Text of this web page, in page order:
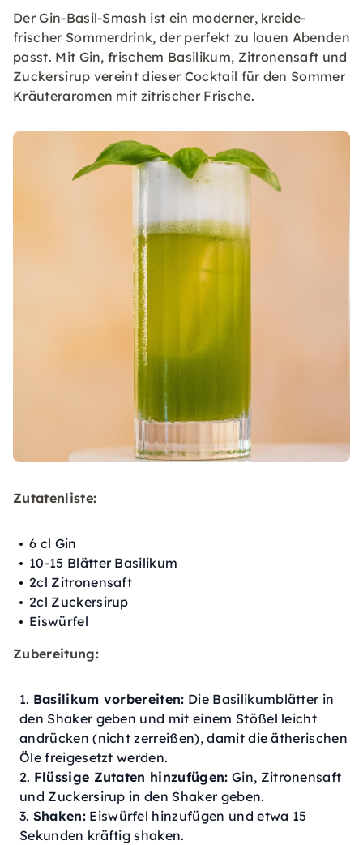
Der Gin-Basil-Smash ist ein moderner, kreide-
frischer Sommerdrink, der perfekt zu lauen Abenden
passt. Mit Gin, frischem Basilikum, Zitronensaft und
Zuckersirup vereint dieser Cocktail für den Sommer
Kräuteraromen mit zitrischer Frische.
Zutatenliste:
6 cl Gin
10-15 Blätter Basilikum
2cl Zitronensaft
2cl Zuckersirup
Eiswürfel
Zubereitung:
Basilikum vorbereiten: Die Basilikumblätter in
den Shaker geben und mit einem Stößel leicht
andrücken (nicht zerreißen), damit die ätherischen
Öle freigesetzt werden.
Flüssige Zutaten hinzufügen: Gin, Zitronensaft
und Zuckersirup in den Shaker geben.
Shaken:Eiswürfel hinzufügen und etwa 15
Sekunden kräftig shaken.